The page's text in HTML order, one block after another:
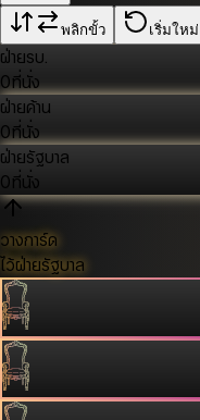
พลิกขั้ว เริ่มใหม่
ฝ่ายรบ.
0ที่นั่ง
ฝ่ายค้าน
0ที่นั่ง
ฝ่ายรัฐบาล
0ที่นั่ง
วางการ์ด
ไว้ฝ่ายรัฐบาล